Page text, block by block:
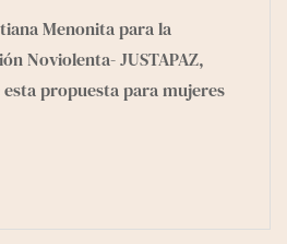
Menonita para la
Noviolenta- JUSTAPAZ,
propuesta para mujeres